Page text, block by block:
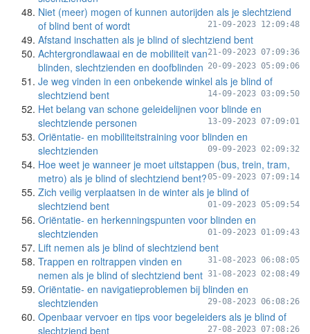
Niet (meer) mogen of kunnen autorijden als je slechtziend
of blind bent of wordt
21-09-2023 12:09:48
Afstand inschatten als je blind of slechtziend bent
21-09-2023 07:09:36
Achtergrondlawaai en de mobiliteit van
blinden, slechtzienden en doofblinden 20-09-2023 05:09:06
Je weg vinden in een onbekende winkel als je blind of
slechtziend bent
14-09-2023 03:09:50
Het belang van schone geleidelijnen voor blinde en
slechtziende personen
13-09-2023 07:09:01
Oriëntatie- en mobiliteitstraining voor blinden en
slechtzienden
09-09-2023 02:09:32
Hoe weet je wanneer je moet uitstappen (bus, trein, tram,
metro) als je blind of slechtziend bent?05-09-2023 07:09:14
Zich veilig verplaatsen in de winter als je blind of
slechtziend bent
01-09-2023 05:09:54
Oriëntatie- en herkenningspunten voor blinden en
slechtzienden
01-09-2023 01:09:43
Lift nemen als je blind of slechtziend bent
31-08-2023 06:08:05
Trappen en roltrappen vinden en
nemen als je blind of slechtziend bent 31-08-2023 02:08:49
Oriëntatie- en navigatieproblemen bij blinden en
slechtzienden
29-08-2023 06:08:26
Openbaar vervoer en tips voor begeleiders als je blind of
slechtziend bent
27-08-2023 07:08:26